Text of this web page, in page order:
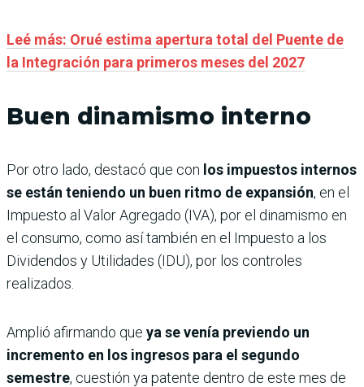
Leé más: Orué estima apertura total del Puente de
la Integración para primeros meses del 2027
Buen dinamismo interno
Por otro lado, destacó que con los impuestos internos
se están teniendo un buen ritmo de expansión, en el
Impuesto al Valor Agregado (IVA), por el dinamismo en
el consumo, como así también en el Impuesto a los
Dividendos y Utilidades (IDU), por los controles
realizados.
Amplió afirmando que ya se venía previendo un
incremento en los ingresos para el segundo
semestre, cuestión ya patente dentro de este mes de